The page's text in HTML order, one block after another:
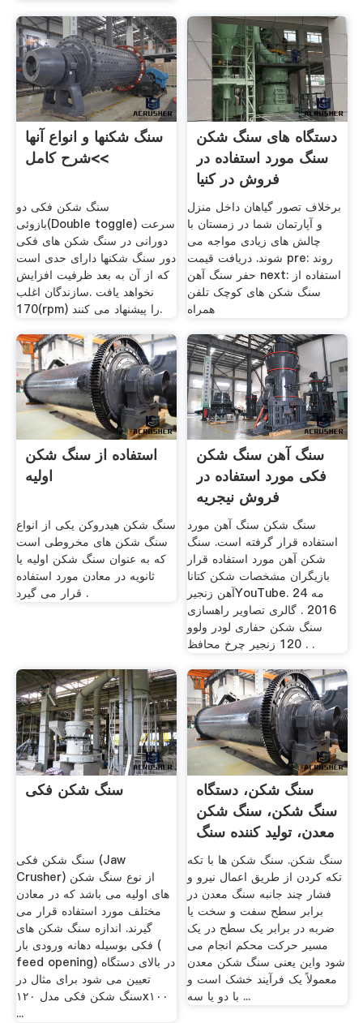
سنگ شکنها و انواع آنها
>شرح کامل<
سنگ شکن فکی دو
بازوئی(Double toggle) سرعت
دورانی در سنگ شکن های فکی
دور سنگ شکنها دارای حدی است
که از آن به بعد ظرفیت افزایش
نخواهد یافت .سازندگان اغلب
170(rpm) را پیشنهاد می کنند.
دستگاه های سنگ شکن
سنگ مورد استفاده در
فروش در کنیا
برخلاف تصور گیاهان داخل منزل
و آپارتمان شما در زمستان با
چالش های زیادی مواجه می
شوند. دریافت قیمت pre: روند
حفر سنگ آهن next: استفاده از
سنگ شکن های کوچک تلفن
همراه
استفاده از سنگ شکن
اولیه
سنگ شکن هیدروکن یکی از انواع
سنگ شکن های مخروطی است
که به عنوان سنگ شکن اولیه یا
ثانویه در معادن مورد استفاده
قرار می گیرد .
سنگ آهن سنگ شکن
فکی مورد استفاده در
فروش نیجریه
سنگ شکن سنگ آهن مورد
استفاده قرار گرفته است. سنگ
شکن آهن مورد استفاده قرار
بازیگران مشخصات شکن کتانا
آهن زنجیرYouTube. 24 مه
2016 . گالری تصاویر راهسازی
سنگ شکن حفاری لودر ولوو
120 زنجیر چرخ محافظ . .
سنگ شکن فکی
سنگ شکن فکی (Jaw
Crusher) از نوع سنگ شکن
های اولیه می باشد که در معادن
مختلف مورد استفاده قرار می
گیرند. اندازه سنگ شکن های
فکی بوسیله دهانه ورودی بار (
feed opening) در بالای دستگاه
تعیین می شود برای مثال در
سنگ شکن فکی مدل ۱۲٠x۱٠٠
...
سنگ شکن، دستگاه
سنگ شکن، سنگ شکن
معدن، تولید کننده سنگ
شکن
سنگ شکن. سنگ شکن ها با تکه
تکه کردن از طریق اعمال نیرو و
فشار چند جانبه سنگ معدن در
برابر سطح سفت و سخت یا
ضربه در برابر یک سطح در یک
مسیر حرکت محکم انجام می
شود واین یعنی سنگ شکن معدن
معمولاً یک فرآیند خشک است و
با دو یا سه ...